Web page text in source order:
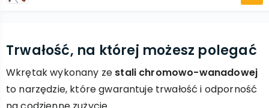
Trwałość, na której możesz polegać
Wkrętak wykonany ze stali chromowo-wanadowej
to narzędzie, które gwarantuje trwałość i odporność